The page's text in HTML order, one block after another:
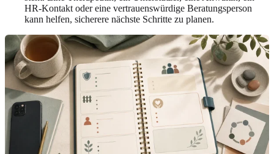
HR-Kontakt oder eine vertrauenswürdige Beratungsperson
kann helfen, sicherere nächste Schritte zu planen.